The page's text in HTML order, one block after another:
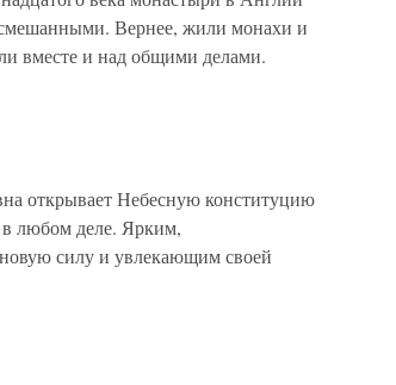
Вернее, жили монахи и
вместе и над общими делами.
открывает Небесную конституцию
любом деле. Ярким,
силу и увлекающим своей